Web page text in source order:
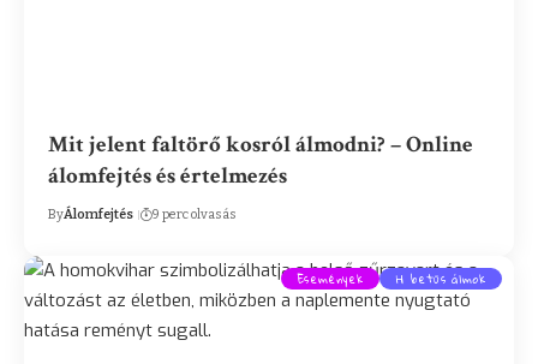
Mit jelent faltörő kosról álmodni? – Online
álomfejtés és értelmezés
ByÁlomfejtés 9 perc olvasás
Események H betűs álmok